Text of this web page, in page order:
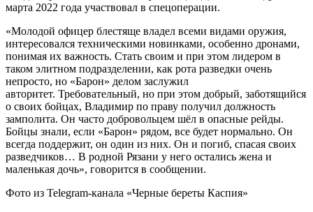
марта 2022 года участвовал в спецоперации.
«Молодой офицер блестяще владел всеми видами оружия,
интересовался техническими новинками, особенно дронами,
понимая их важность. Стать своим и при этом лидером в
таком элитном подразделении, как рота разведки очень
непросто, но «Барон» делом заслужил
авторитет. Требовательный, но при этом добрый, заботящийся
о своих бойцах, Владимир по праву получил должность
замполита. Он часто добровольцем шёл в опасные рейды.
Бойцы знали, если «Барон» рядом, все будет нормально. Он
всегда поддержит, он один из них. Он и погиб, спасая своих
разведчиков… В родной Рязани у него остались жена и
маленькая дочь», говорится в сообщении.
Фото из Telegram-канала «Черные береты Каспия»